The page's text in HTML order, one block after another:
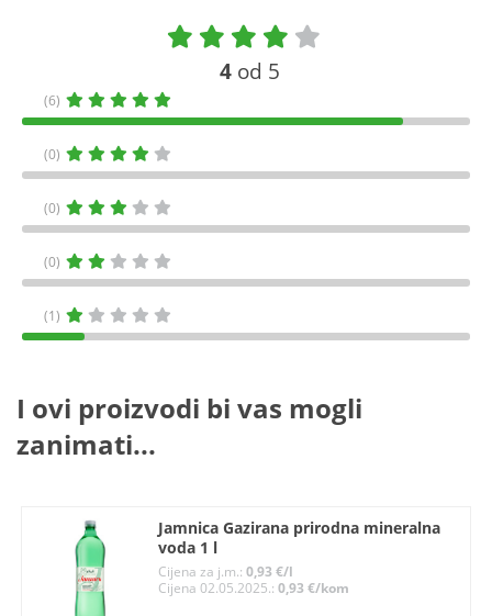
4 od 5
(6)
(0)
(0)
(0)
(1)
I ovi proizvodi bi vas mogli
zanimati...
Jamnica Gazirana prirodna mineralna
voda 1 l
Cijena za j.m.:0,93 €/l
Cijena 02.05.2025.:0,93 €/kom